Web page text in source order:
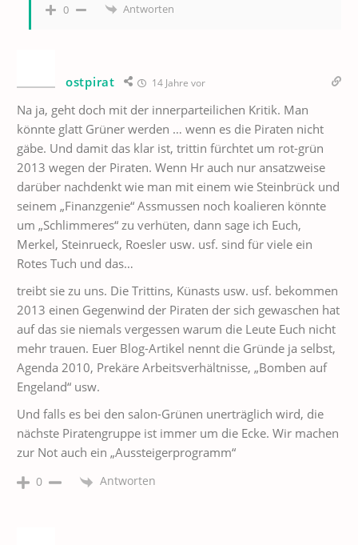
0 Antworten
ostpirat 14 Jahre vor
Na ja, geht doch mit der innerparteilichen Kritik. Man
könnte glatt Grüner werden … wenn es die Piraten nicht
gäbe. Und damit das klar ist, trittin fürchtet um rot-grün
2013 wegen der Piraten. Wenn Hr auch nur ansatzweise
darüber nachdenkt wie man mit einem wie Steinbrück und
seinem „Finanzgenie“ Assmussen noch koalieren könnte
um „Schlimmeres“ zu verhüten, dann sage ich Euch,
Merkel, Steinrueck, Roesler usw. usf. sind für viele ein
Rotes Tuch und das…
treibt sie zu uns. Die Trittins, Künasts usw. usf. bekommen
2013 einen Gegenwind der Piraten der sich gewaschen hat
auf das sie niemals vergessen warum die Leute Euch nicht
mehr trauen. Euer Blog-Artikel nennt die Gründe ja selbst,
Agenda 2010, Prekäre Arbeitsverhältnisse, „Bomben auf
Engeland“ usw.
Und falls es bei den salon-Grünen unerträglich wird, die
nächste Piratengruppe ist immer um die Ecke. Wir machen
zur Not auch ein „Aussteigerprogramm“
0 Antworten